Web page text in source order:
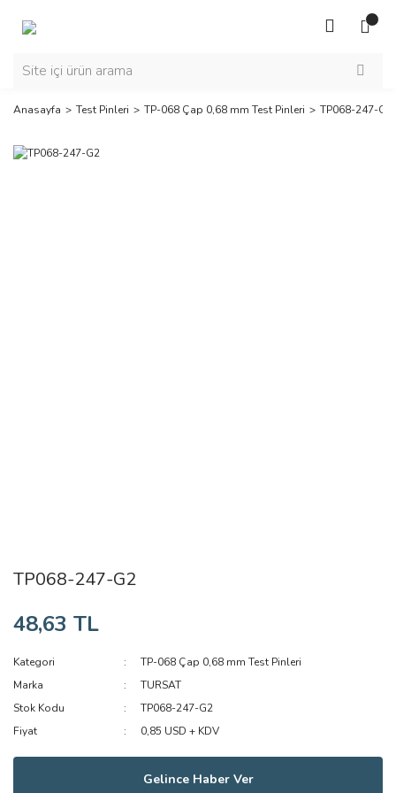
Anasayfa Test Pinleri TP-068 Çap 0,68 mm Test Pinleri TP068-247-G2
TP068-247-G2
48,63 TL
Kategori
TP-068 Çap 0,68 mm Test Pinleri
Marka
TURSAT
Stok Kodu
TP068-247-G2
Fiyat
0,85 USD + KDV
Gelince Haber Ver